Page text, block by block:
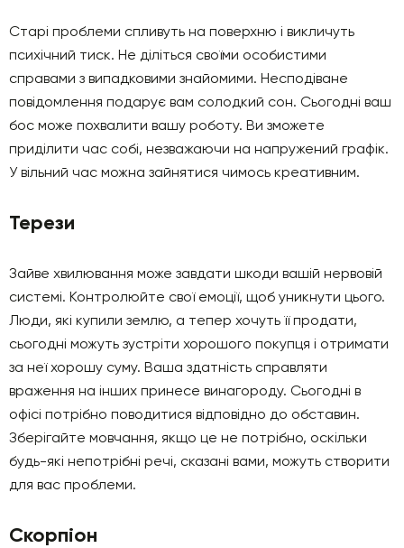
Старі проблеми спливуть на поверхню і викличуть
психічний тиск. Не діліться своїми особистими
справами з випадковими знайомими. Несподіване
повідомлення подарує вам солодкий сон. Сьогодні ваш
бос може похвалити вашу роботу. Ви зможете
приділити час собі, незважаючи на напружений графік.
У вільний час можна зайнятися чимось креативним.
Терези
Зайве хвилювання може завдати шкоди вашій нервовій
системі. Контролюйте свої емоції, щоб уникнути цього.
Люди, які купили землю, а тепер хочуть її продати,
сьогодні можуть зустріти хорошого покупця і отримати
за неї хорошу суму. Ваша здатність справляти
враження на інших принесе винагороду. Сьогодні в
офісі потрібно поводитися відповідно до обставин.
Зберігайте мовчання, якщо це не потрібно, оскільки
будь-які непотрібні речі, сказані вами, можуть створити
для вас проблеми.
Скорпіон